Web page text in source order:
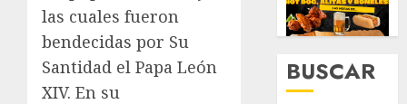
las cuales fueron
bendecidas por Su
Santidad el Papa León
XIV. En su
BUSCAR